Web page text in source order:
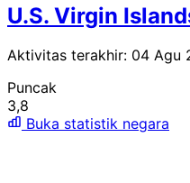
U.S. Virgin
Aktivitas terakhir: 04 Agu
Puncak
3,8
Buka statistik negara